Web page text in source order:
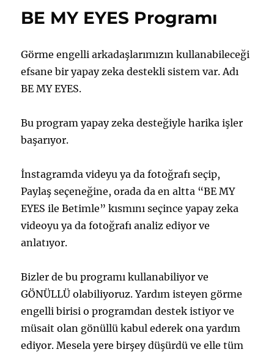
BE MY EYES Programı
Görme engelli arkadaşlarımızın kullanabileceği
efsane bir yapay zeka destekli sistem var. Adı
BE MY EYES.
Bu program yapay zeka desteğiyle harika işler
başarıyor.
İnstagramda videyu ya da fotoğrafı seçip,
Paylaş seçeneğine, orada da en altta “BE MY
EYES ile Betimle” kısmını seçince yapay zeka
videoyu ya da fotoğrafı analiz ediyor ve
anlatıyor.
Bizler de bu programı kullanabiliyor ve
GÖNÜLLÜ olabiliyoruz. Yardım isteyen görme
engelli birisi o programdan destek istiyor ve
müsait olan gönüllü kabul ederek ona yardım
ediyor. Mesela yere birşey düşürdü ve elle tüm